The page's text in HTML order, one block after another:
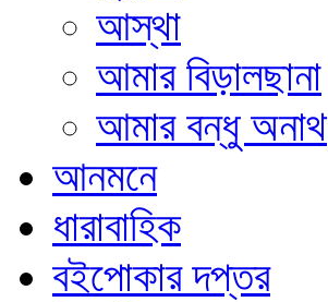
আস্থা
আমার বিড়ালছানা
আমার বন্ধু অনাথ
আনমনে
ধারাবাহিক
বইপোকার দপ্তর